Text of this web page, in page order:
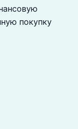
покупку